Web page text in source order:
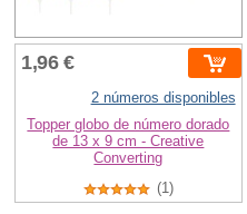
1,96 €
2 números disponibles
Topper globo de número dorado
de 13 x 9 cm - Creative
Converting
(1)